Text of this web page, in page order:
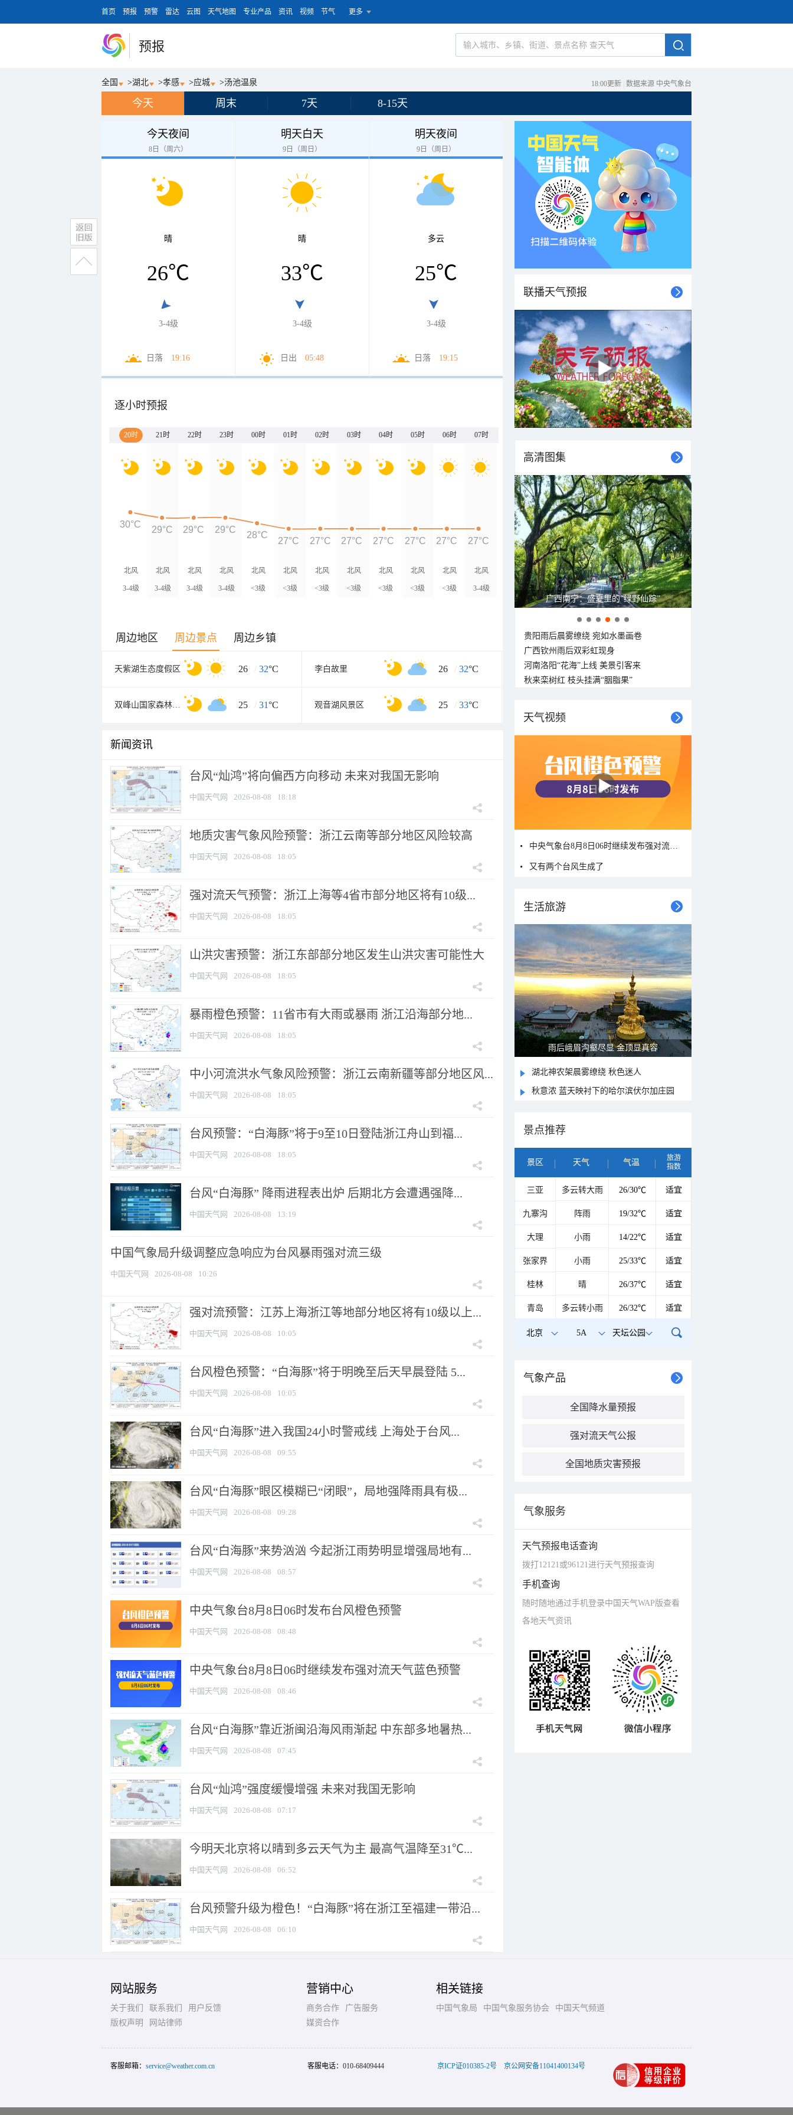
首页 预报 预警 雷达 云图 天气地图 专业产品 资讯 视频 节气 更多
预报
全国 >湖北 >孝感 >应城 >汤池温泉 18:00更新 数据来源 中央气象台
今天 周末 7天 8-15天
今天夜间
8日（周六）
晴
26℃
3-4级
日落 19:16
明天白天
9日（周日）
晴
33℃
3-4级
日出 05:48
明天夜间
9日（周日）
多云
25℃
3-4级
日落 19:15
逐小时预报
20时 21时 22时 23时 00时 01时 02时 03时 04时 05时 06时 07时
北风
3-4级
北风
3-4级
北风
3-4级
北风
3-4级
北风
<3级
北风
<3级
北风
<3级
北风
<3级
北风
<3级
北风
<3级
北风
<3级
北风
3-4级
30°C
29°C 29°C 29°C
28°C
27°C 27°C 27°C 27°C 27°C 27°C 27°C
周边地区 周边景点 周边乡镇
天紫湖生态度假区 26 / 32°C 李白故里 26 / 32°C
双峰山国家森林公园 25 / 31°C 观音湖风景区 25 / 33°C
新闻资讯
台风“灿鸿”将向偏西方向移动 未来对我国无影响
中国天气网 2026-08-08 18:18
地质灾害气象风险预警：浙江云南等部分地区风险较高
中国天气网 2026-08-08 18:05
强对流天气预警：浙江上海等4省市部分地区将有10级...
中国天气网 2026-08-08 18:05
山洪灾害预警：浙江东部部分地区发生山洪灾害可能性大
中国天气网 2026-08-08 18:05
暴雨橙色预警：11省市有大雨或暴雨 浙江沿海部分地...
中国天气网 2026-08-08 18:05
中小河流洪水气象风险预警：浙江云南新疆等部分地区风...
中国天气网 2026-08-08 18:05
台风预警：“白海豚”将于9至10日登陆浙江舟山到福...
中国天气网 2026-08-08 18:05
台风“白海豚” 降雨进程表出炉 后期北方会遭遇强降...
中国天气网 2026-08-08 13:19
中国气象局升级调整应急响应为台风暴雨强对流三级
中国天气网 2026-08-08 10:26
强对流预警：江苏上海浙江等地部分地区将有10级以上...
中国天气网 2026-08-08 10:05
台风橙色预警：“白海豚”将于明晚至后天早晨登陆 5...
中国天气网 2026-08-08 10:05
台风“白海豚”进入我国24小时警戒线 上海处于台风...
中国天气网 2026-08-08 09:55
台风“白海豚”眼区模糊已“闭眼”，局地强降雨具有极...
中国天气网 2026-08-08 09:28
台风“白海豚”来势汹汹 今起浙江雨势明显增强局地有...
中国天气网 2026-08-08 08:57
中央气象台8月8日06时发布台风橙色预警
中国天气网 2026-08-08 08:48
中央气象台8月8日06时继续发布强对流天气蓝色预警
中国天气网 2026-08-08 08:46
台风“白海豚”靠近浙闽沿海风雨渐起 中东部多地暑热...
中国天气网 2026-08-08 07:45
台风“灿鸿”强度缓慢增强 未来对我国无影响
中国天气网 2026-08-08 07:17
今明天北京将以晴到多云天气为主 最高气温降至31℃...
中国天气网 2026-08-08 06:52
台风预警升级为橙色！“白海豚”将在浙江至福建一带沿...
中国天气网 2026-08-08 06:10
联播天气预报
高清图集
广西南宁：盛夏里的“绿野仙踪”
贵阳雨后晨雾缭绕 宛如水墨画卷
广西钦州雨后双彩虹现身
河南洛阳“花海”上线 美景引客来
秋来栾树红 枝头挂满“胭脂果”
天气视频
中央气象台8月8日06时继续发布强对流天气蓝色预警
又有两个台风生成了
生活旅游
雨后峨眉沟壑尽显 金顶显真容
湖北神农架晨雾缭绕 秋色迷人
秋意浓 蓝天映衬下的哈尔滨伏尔加庄园
景点推荐
景区 天气 气温
旅游
指数
三亚 多云转大雨 26/30℃ 适宜
九寨沟 阵雨 19/32℃ 适宜
大理 小雨 14/22℃ 适宜
张家界 小雨 25/33℃ 适宜
桂林 晴 26/37℃ 适宜
青岛 多云转小雨 26/32℃ 适宜
北京 5A 天坛公园
气象产品
全国降水量预报
强对流天气公报
全国地质灾害预报
气象服务
天气预报电话查询
拨打12121或96121进行天气预报查询
手机查询
随时随地通过手机登录中国天气WAP版查看
各地天气资讯
网站服务
关于我们 联系我们
用户反馈
版权声明
网站律师
营销中心
商务合作
广告服务
媒资合作
相关链接
中国气象局 中国气象服务协会 中国天气频道
客服邮箱： service@weather.com.cn 客服电话： 010-68409444 京ICP证010385-2号 京公网安备11041400134号